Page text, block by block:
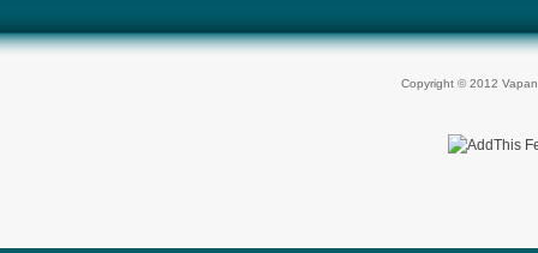
Copyright © 2012